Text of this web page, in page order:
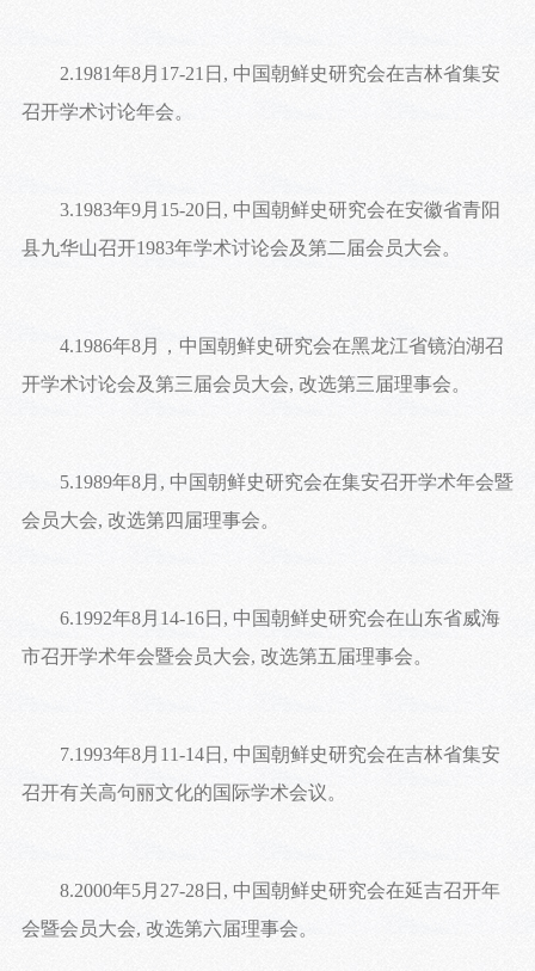
2.1981年8月17-21日, 中国朝鲜史研究会在吉林省集安
召开学术讨论年会。
3.1983年9月15-20日, 中国朝鲜史研究会在安徽省青阳
县九华山召开1983年学术讨论会及第二届会员大会。
4.1986年8月，中国朝鲜史研究会在黑龙江省镜泊湖召
开学术讨论会及第三届会员大会, 改选第三届理事会。
5.1989年8月, 中国朝鲜史研究会在集安召开学术年会暨
会员大会, 改选第四届理事会。
6.1992年8月14-16日, 中国朝鲜史研究会在山东省威海
市召开学术年会暨会员大会, 改选第五届理事会。
7.1993年8月11-14日, 中国朝鲜史研究会在吉林省集安
召开有关高句丽文化的国际学术会议。
8.2000年5月27-28日, 中国朝鲜史研究会在延吉召开年
会暨会员大会, 改选第六届理事会。